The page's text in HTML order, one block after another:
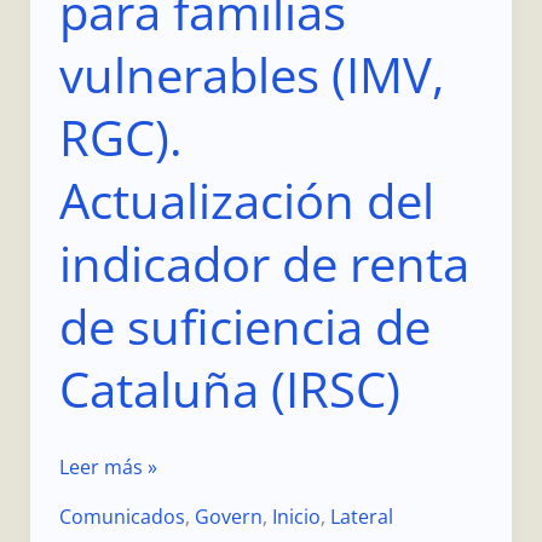
vulnerables (IMV,
RGC).
Actualización del
indicador de renta
de suficiencia de
Cataluña (IRSC)
de
suficiencia
de
(IRSC)
Leer más »
Comunicados, Govern, Inicio, Lateral